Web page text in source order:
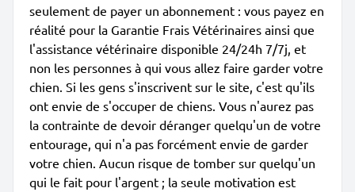
seulement de payer un abonnement : vous payez en
réalité pour la Garantie Frais Vétérinaires ainsi que
l'assistance vétérinaire disponible 24/24h 7/7j, et
non les personnes à qui vous allez faire garder votre
chien. Si les gens s'inscrivent sur le site, c'est qu'ils
ont envie de s'occuper de chiens. Vous n'aurez pas
la contrainte de devoir déranger quelqu'un de votre
entourage, qui n'a pas forcément envie de garder
votre chien. Aucun risque de tomber sur quelqu'un
qui le fait pour l'argent ; la seule motivation est